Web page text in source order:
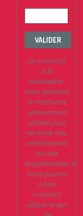
VALIDER
Je m’inscris
à la
newsletter.
mon adresse
e-mail sera
uniquement
utilisée pour
recevoir des
informations
du site
lesptitesfolies.fr.
Vous pouvez
à tout
moment
utiliser le lien